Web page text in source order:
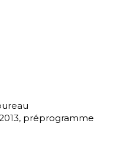
préprogramme